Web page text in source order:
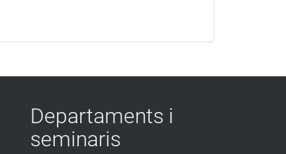
Departaments i
seminaris